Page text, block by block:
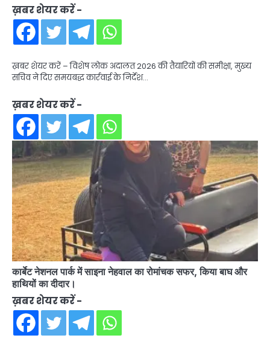
ख़बर शेयर करें -
ख़बर शेयर करें – विशेष लोक अदालत 2026 की तैयारियों की समीक्षा, मुख्य
सचिव ने दिए समयबद्ध कार्रवाई के निर्देश…
ख़बर शेयर करें -
कार्बेट नेशनल पार्क में साइना नेहवाल का रोमांचक सफर, किया बाघ और
हाथियों का दीदार।
ख़बर शेयर करें -